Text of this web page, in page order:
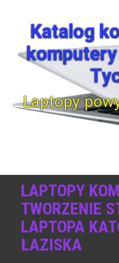
Katalog
Laptopy
LAPTOPY
TWORZENIE
LAPTOPA
ŁAZISKA